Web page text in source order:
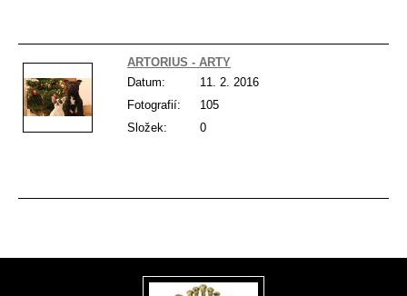
ARTORIUS - ARTY
Datum:
11. 2. 2016
Fotografií:
105
Složek:
0